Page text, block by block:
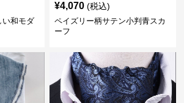
い和モダ
¥4,070 (税込)
ペイズリー柄サテン小判青スカ
ーフ